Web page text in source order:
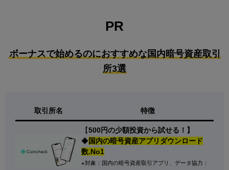
PR
ボーナスで始めるのにおすすめな国内暗号資産取引
所3選
取引所名 特徴
【500円の少額投資から試せる！】
◆国内の暗号資産アプリダウンロード
数.No1
※対象：国内の暗号資産取引アプリ、データ協力：